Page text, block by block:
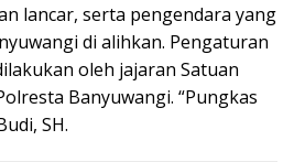
lancar, serta pengendara yang
di alihkan. Pengaturan
oleh jajaran Satuan
Banyuwangi. “Pungkas
SH.